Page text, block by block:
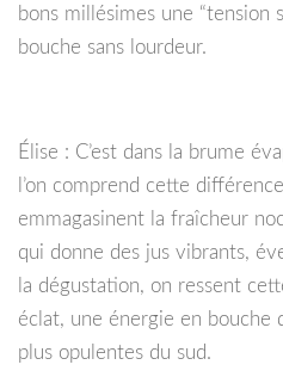
bons millésimes une “tension
bouche sans lourdeur.
Élise : C’est dans la brume
l’on comprend cette
emmagasinent la fraîcheur
qui donne des jus vibrants,
la dégustation, on ressent
éclat, une énergie en bouche
plus opulentes du sud.